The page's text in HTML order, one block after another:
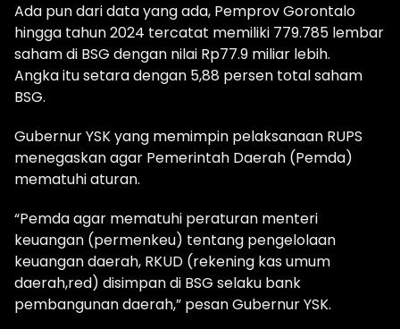
Ada pun dari data yang ada, Pemprov Gorontalo
hingga tahun 2024 tercatat memiliki 779.785 lembar
saham di BSG dengan nilai Rp77.9 miliar lebih.
Angka itu setara dengan 5,88 persen total saham
BSG.
Gubernur YSK yang memimpin pelaksanaan RUPS
menegaskan agar Pemerintah Daerah (Pemda)
mematuhi aturan.
“Pemda agar mematuhi peraturan menteri
keuangan (permenkeu) tentang pengelolaan
keuangan daerah, RKUD (rekening kas umum
daerah,red) disimpan di BSG selaku bank
pembangunan daerah,” pesan Gubernur YSK.